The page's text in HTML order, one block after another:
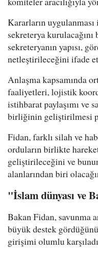
Kararların
sekreterya
sekreteryanın yapısı,
netleştirileceğini ifade
Anlaşma kapsamında
faaliyetleri, lojistik
istihbarat paylaşımı ve
birliğinin geliştirilmesi
Fidan, farklı silah ve
orduların birlikte
geliştirileceğini ve
alanlarından biri
"İslam dünyası ve
Bakan Fidan, savunma
büyük destek
girişimi olumlu